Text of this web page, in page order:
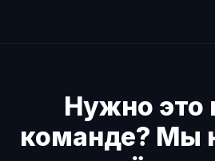
Нужно это
команде? Мы